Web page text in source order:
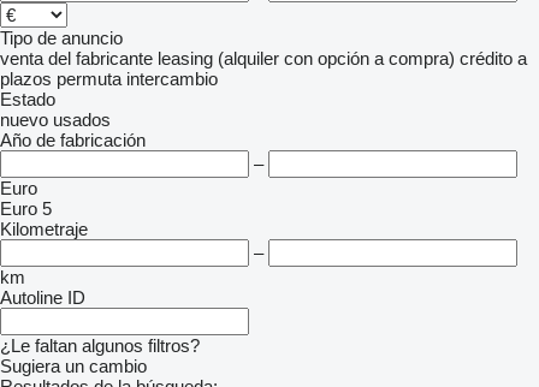
Tipo de anuncio
venta del fabricante leasing (alquiler con opción a compra) crédito a
plazos permuta intercambio
Estado
nuevo usados
Año de fabricación
–
Euro
Euro 5
Kilometraje
–
km
Autoline ID
¿Le faltan algunos filtros?
Sugiera un cambio